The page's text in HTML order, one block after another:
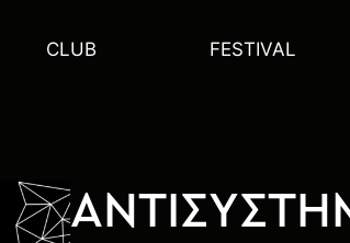
CLUB FESTIVAL